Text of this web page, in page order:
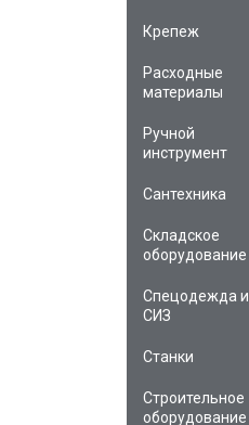
Крепеж
Расходные
материалы
Ручной
инструмент
Сантехника
Складское
оборудование
Спецодежда и
СИЗ
Станки
Строительное
оборудование